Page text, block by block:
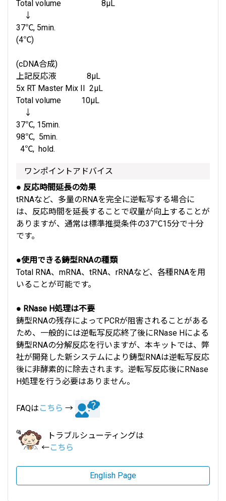
Total volume 8μL
↓
37℃, 5min.
(4℃)
(cDNA合成)
上記反応液 8μL
5x RT Master Mix II 2μL
Total volume 10μL
↓
37℃, 15min.
98℃, 5min.
4℃, hold.
ワンポイントアドバイス
● 反応時間延長の効果
tRNAなど、多量のRNAを完全に逆転写する場合に
は、反応時間を延長することで収量が向上することが
ありますが、通常は標準推奨条件の37℃15分で十分
です。
●使用できる鋳型RNAの種類
Total RNA、mRNA、tRNA、rRNAなど、各種RNAを用
いることが可能です。
● RNase H処理は不要
鋳型RNAの残存によってPCRが阻害されることがある
ため、一般的には逆転写反応終了後にRNase Hによる
鋳型RNAの分解反応を行いますが、本キットでは、弊
社が開発した新システムにより鋳型RNAは逆転写反応
後に非酵素的に除去されます。逆転写反応後にRNase
H処理を行う必要はありません。
FAQは こちら →
トラブルシューティングは
←こちら
English Page